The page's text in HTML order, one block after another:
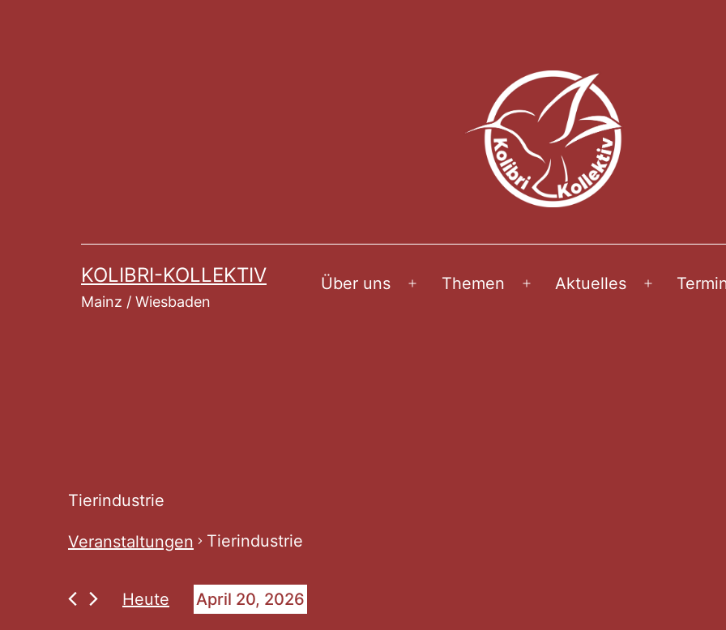
KOLIBRI-KOLLEKTIV
Mainz / Wiesbaden
Über uns
Menü
Themen
Menü
Aktuelles
Menü
Tierindustrie
Veranstaltungen Tierindustrie
Veranstaltungen
Heute April 20, 2026